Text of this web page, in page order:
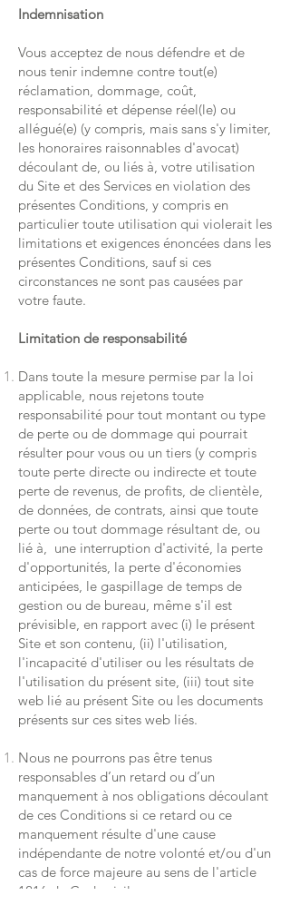
Indemnisation
Vous acceptez de nous défendre et de
nous tenir indemne contre tout(e)
réclamation, dommage, coût,
responsabilité et dépense réel(le) ou
allégué(e) (y compris, mais sans s'y limiter,
les honoraires raisonnables d'avocat)
découlant de, ou liés à, votre utilisation
du Site et des Services en violation des
présentes Conditions, y compris en
particulier toute utilisation qui violerait les
limitations et exigences énoncées dans les
présentes Conditions, sauf si ces
circonstances ne sont pas causées par
votre faute.
Limitation de responsabilité
Dans toute la mesure permise par la loi
applicable, nous rejetons toute
responsabilité pour tout montant ou type
de perte ou de dommage qui pourrait
résulter pour vous ou un tiers (y compris
toute perte directe ou indirecte et toute
perte de revenus, de profits, de clientèle,
de données, de contrats, ainsi que toute
perte ou tout dommage résultant de, ou
lié à, une interruption d'activité, la perte
d'opportunités, la perte d'économies
anticipées, le gaspillage de temps de
gestion ou de bureau, même s'il est
prévisible, en rapport avec (i) le présent
Site et son contenu, (ii) l'utilisation,
l'incapacité d'utiliser ou les résultats de
l'utilisation du présent site, (iii) tout site
web lié au présent Site ou les documents
présents sur ces sites web liés.
Nous ne pourrons pas être tenus
responsables d’un retard ou d’un
manquement à nos obligations découlant
de ces Conditions si ce retard ou ce
manquement résulte d'une cause
indépendante de notre volonté et/ou d'un
cas de force majeure au sens de l'article
1216 du Code civil.